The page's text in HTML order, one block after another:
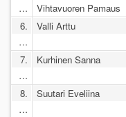
…
Vihtavuoren Pamaus
6.
…
Valli Arttu
7.
…
Kurhinen Sanna
8.
…
Suutari Eveliina